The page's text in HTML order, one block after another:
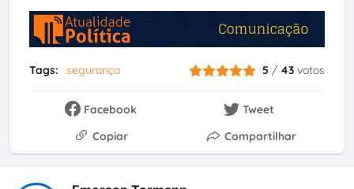
Tags: segurança 5 / 43 votos
Facebook
Tweet
Copiar
Compartilhar